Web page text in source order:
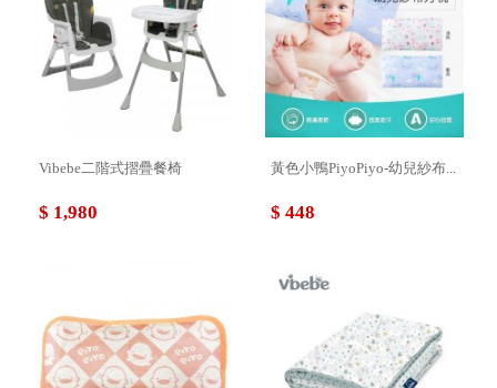
Vibebe二階式摺疊餐椅
$ 1,980
黃色小鴨PiyoPiyo-幼兒紗布...
$ 448